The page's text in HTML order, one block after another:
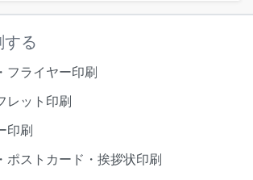
る
フライヤー印刷
レット印刷
印刷
ポストカード・挨拶状印刷